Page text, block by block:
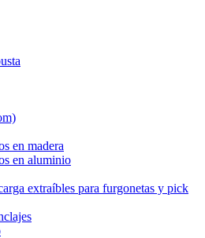
en madera
en aluminio
extraíbles para furgonetas y pick